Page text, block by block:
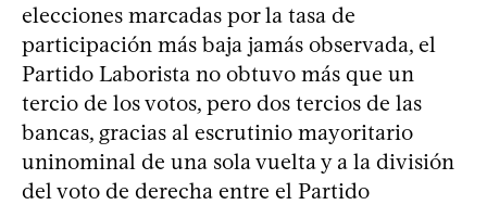
elecciones marcadas por la tasa de
participación más baja jamás observada, el
Partido Laborista no obtuvo más que un
tercio de los votos, pero dos tercios de las
bancas, gracias al escrutinio mayoritario
uninominal de una sola vuelta y a la división
del voto de derecha entre el Partido